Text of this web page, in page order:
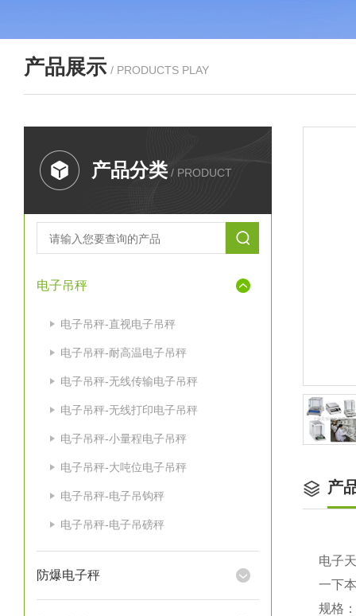
产品展示 / PRODUCTS PLAY
产品分类 / PRODUCT
电子吊秤
电子吊秤-直视电子吊秤
电子吊秤-耐高温电子吊秤
电子吊秤-无线传输电子吊秤
电子吊秤-无线打印电子吊秤
电子吊秤-小量程电子吊秤
电子吊秤-大吨位电子吊秤
电子吊秤-电子吊钩秤
电子吊秤-电子吊磅秤
防爆电子秤
产
电子
一下
规格